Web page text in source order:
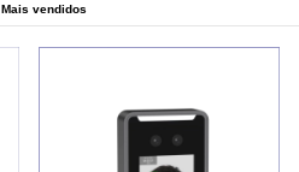
Mais vendidos